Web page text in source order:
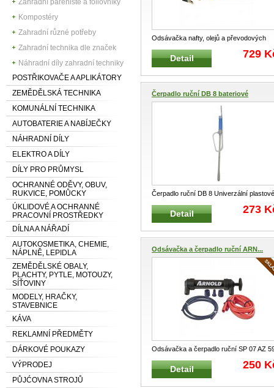
Kompostéry
Zahradní různé potřeby
Zahradní technika dle značek
Náhradní díly zahradní techniky
POSTŘIKOVAČE A APLIKÁTORY
ZEMĚDĚLSKÁ TECHNIKA
KOMUNÁLNÍ TECHNIKA
AUTOBATERIE A NABÍJEČKY
NÁHRADNÍ DÍLY
ELEKTRO A DÍLY
DÍLY PRO PRŮMYSL
OCHRANNÉ ODĚVY, OBUV,
RUKVICE, POMŮCKY
ÚKLIDOVÉ A OCHRANNÉ
PRACOVNÍ PROSTŘEDKY
DÍLNA A NÁŘADÍ
AUTOKOSMETIKA, CHEMIE,
NÁPLNĚ, LEPIDLA
ZEMĚDĚLSKÉ OBALY,
PLACHTY, PYTLE, MOTOUZY,
SÍŤOVINY
MODELY, HRAČKY,
STAVEBNICE
KÁVA
REKLAMNÍ PŘEDMĚTY
DÁRKOVÉ POUKAZY
VÝPRODEJ
PŮJĆOVNA STROJŮ
Odsávačka nafty, olejů a převodových
kapalin COMPASS 12V Profesionáln...
Detail 729
Čerpadlo ruční DB 8 bateriové
Čerpadlo ruční DB 8 Univerzální plastové
ruční čerpadlo na baterie
Detail 273
Odsávačka a čerpadlo ruční ARN...
Odsávačka a čerpadlo ruční SP 07 AZ
Velmi praktická multifunkční p
...
Detail 250